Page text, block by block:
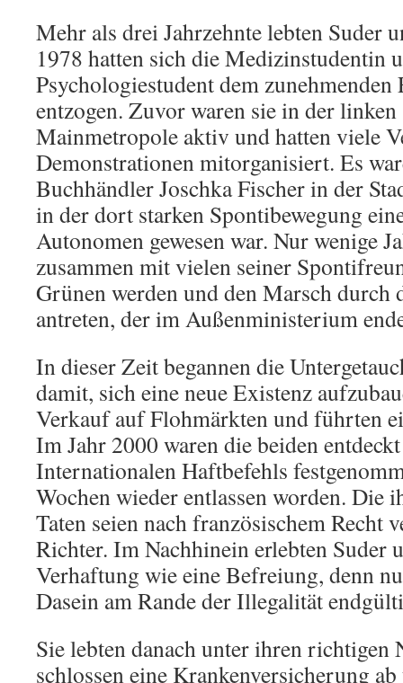
Mehr als drei Jahrzehnte lebten Suder
1978 hatten sich die Medizinstudentin
Psychologiestudent dem zunehmenden
entzogen. Zuvor waren sie in der linken
Mainmetropole aktiv und hatten viele
Demonstrationen mitorganisiert. Es
Buchhändler Joschka Fischer in der
in der dort starken Spontibewegung
Autonomen gewesen war. Nur wenige
zusammen mit vielen seiner
Grünen werden und den Marsch durch
antreten, der im Außenministerium
In dieser Zeit begannen die
damit, sich eine neue Existenz
Verkauf auf Flohmärkten und führten
Im Jahr 2000 waren die beiden
Internationalen Haftbefehls
Wochen wieder entlassen worden. Die
Taten seien nach französischem Recht
Richter. Im Nachhinein erlebten Suder
Verhaftung wie eine Befreiung, denn
Dasein am Rande der Illegalität
Sie lebten danach unter ihren richtigen
schlossen eine Krankenversicherung